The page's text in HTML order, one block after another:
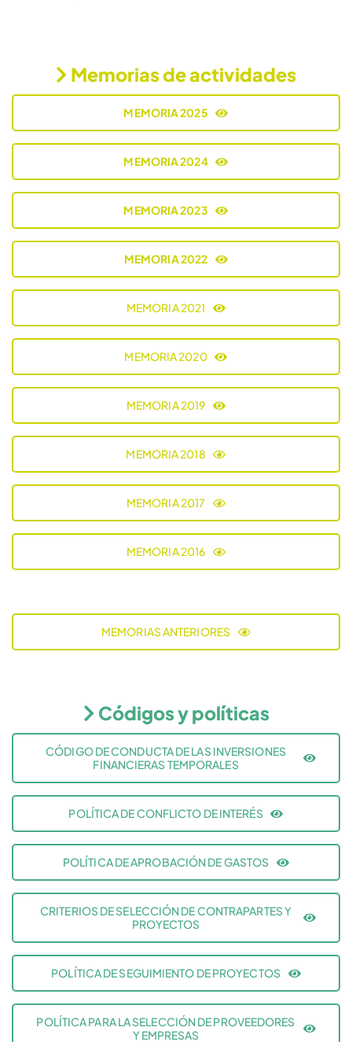
Memorias de actividades
MEMORIA 2025
MEMORIA 2024
MEMORIA 2023
MEMORIA 2022
MEMORIA 2021
MEMORIA 2020
MEMORIA 2019
MEMORIA 2018
MEMORIA 2017
MEMORIA 2016
MEMORIAS ANTERIORES
Códigos y políticas
CÓDIGO DE CONDUCTA DE LAS INVERSIONES
FINANCIERAS TEMPORALES
POLÍTICA DE CONFLICTO DE INTERÉS
POLÍTICA DE APROBACIÓN DE GASTOS
CRITERIOS DE SELECCIÓN DE CONTRAPARTES Y
PROYECTOS
POLÍTICA DE SEGUIMIENTO DE PROYECTOS
POLÍTICA PARA LA SELECCIÓN DE PROVEEDORES
Y EMPRESAS